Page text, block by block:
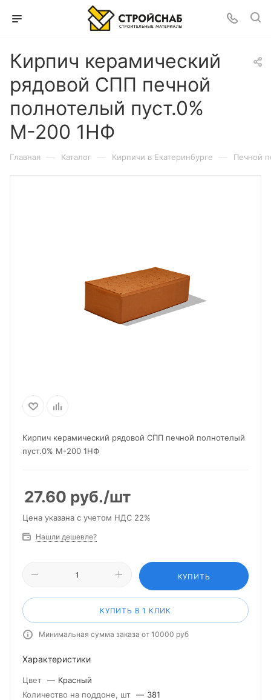
Кирпич керамический
рядовой СПП печной
полнотелый пуст.0%
М-200 1НФ
Главная — Каталог — Кирпичи в Екатеринбурге — Печной
Кирпич керамический рядовой СПП печной полнотелый
пуст.0% М-200 1НФ
27.60 руб./шт
Цена указана с учетом НДС 22%
Нашли дешевле?
КУПИТЬ
КУПИТЬ В 1 КЛИК
Минимальная сумма заказа от 10000 руб
Характеристики
Цвет — Красный
Количество на поддоне, шт — 381